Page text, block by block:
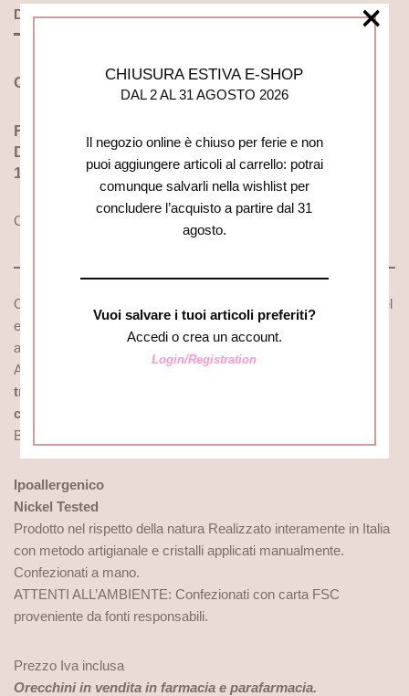
Descrizione
ORECCHINI CARRÉ GRANDI
FARMA BIJOUX® – GIOIELLI PER PELLI SENSIBILI
DIM. 6 MM – TOP QUALITY CRYSTAL
100% MADE IN ITALY
Classici ed eleganti, mai banali, perfetti in ogni occasione.
Orecchini di alta qualità studiati per chi soffre di allergia al Nickel
e per chi ha la pelle particolarmente sensibile, adatti a tutti,
anche ai bambini.
Articolo realizzato interamente in
trattamento galvanico nickel free. Impreziositi da bellissimi
cristalli di alta qualità, senza Piombo.
Bioetic Bijoux srls in Italia.
Ipoallergenico
Nickel Tested
Prodotto nel rispetto della natura Realizzato interamente in Italia
con metodo artigianale e cristalli applicati manualmente.
Confezionati a mano.
ATTENTI ALL’AMBIENTE: Confezionati con carta FSC
proveniente da fonti responsabili.
Prezzo Iva inclusa
Orecchini in vendita in farmacia e parafarmacia.
CHIUSURA ESTIVA E-SHOP
DAL 2 AL 31 AGOSTO 2026
Il negozio online è chiuso per ferie e non
puoi aggiungere articoli al carrello: potrai
comunque salvarli nella wishlist per
concludere l’acquisto a partire dal 31
agosto.
Vuoi salvare i tuoi articoli preferiti?
Accedi o crea un account.
Login/Registration
×